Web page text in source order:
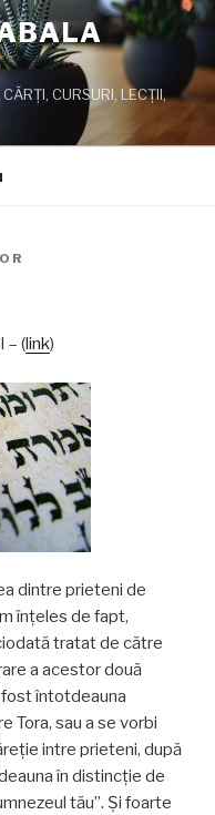
CURSURI, LECŢII,
– (link)
dintre prieteni de
înțeles de fapt,
tratat de către
a acestor două
fost întotdeauna
Tora, sau a se vorbi
intre prieteni, după
în distincție de
tău”. Și foarte